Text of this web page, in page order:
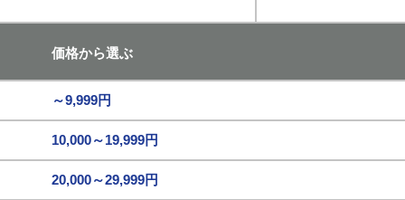
価格から選ぶ
～9,999円
10,000～19,999円
20,000～29,999円